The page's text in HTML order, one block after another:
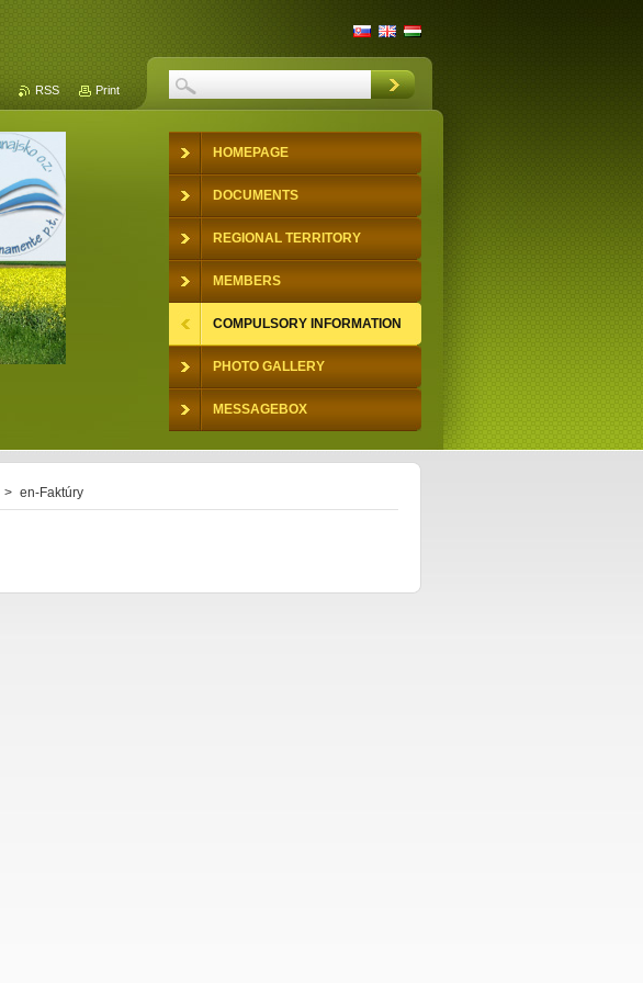
> en-Faktúry
HOMEPAGE
DOCUMENTS
REGIONAL TERRITORY
MEMBERS
COMPULSORY INFORMATION
PHOTO GALLERY
MESSAGEBOX
RSS Print